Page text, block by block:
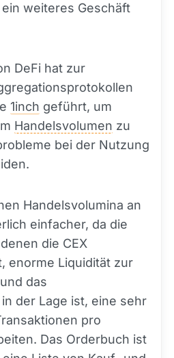
weiteres Geschäft
DeFi hat zur
1inch geführt, um
Handelsvolumen zu
bei der Nutzung
Handelsvolumina an
einfacher, da die
die CEX
enorme Liquidität zur
das
der Lage ist, eine sehr
pro
Das Orderbuch ist